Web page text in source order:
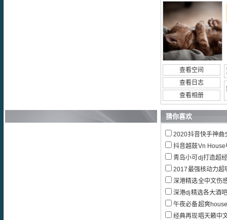
查看空间
查看日志
查看相册
猜你喜欢
2020抖音快手神曲全中
抖音越鼓Vn
青岛小可dj打造超
2017最强核动力超嗨
深港精选全中文伤感
深港dj精选各大酒吧
午夜必备超爽house
经典再现唱天籁中